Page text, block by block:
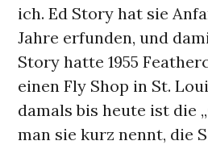
ich. Ed Story hat sie
Jahre erfunden, und
Story hatte 1955
einen Fly Shop in St.
damals bis heute ist die
man sie kurz nennt, die